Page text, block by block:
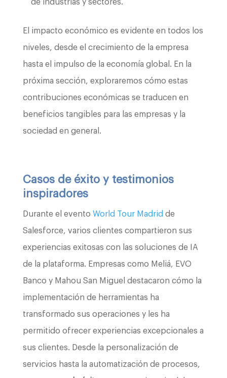
de industrias y sectores.
El impacto económico es evidente en todos los
niveles, desde el crecimiento de la empresa
hasta el impulso de la economía global. En la
próxima sección, exploraremos cómo estas
contribuciones económicas se traducen en
beneficios tangibles para las empresas y la
sociedad en general.
Casos de éxito y testimonios
inspiradores
Durante el evento World Tour Madrid de
Salesforce, varios clientes compartieron sus
experiencias exitosas con las soluciones de IA
de la plataforma. Empresas como Meliá, EVO
Banco y Mahou San Miguel destacaron cómo la
implementación de herramientas ha
transformado sus operaciones y les ha
permitido ofrecer experiencias excepcionales a
sus clientes. Desde la personalización de
servicios hasta la automatización de procesos,